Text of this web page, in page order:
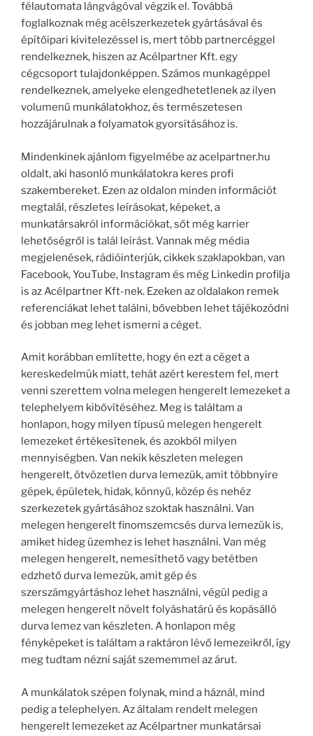
félautomata lángvágóval végzik el. Továbbá
foglalkoznak még acélszerkezetek gyártásával és
építőipari kivitelezéssel is, mert több partnercéggel
rendelkeznek, hiszen az Acélpartner Kft. egy
cégcsoport tulajdonképpen. Számos munkagéppel
rendelkeznek, amelyeke elengedhetetlenek az ilyen
volumenű munkálatokhoz, és természetesen
hozzájárulnak a folyamatok gyorsításához is.
Mindenkinek ajánlom figyelmébe az acelpartner.hu
oldalt, aki hasonló munkálatokra keres profi
szakembereket. Ezen az oldalon minden információt
megtalál, részletes leírásokat, képeket, a
munkatársakról információkat, sőt még karrier
lehetőségről is talál leírást. Vannak még média
megjelenések, rádióinterjúk, cikkek szaklapokban, van
Facebook, YouTube, Instagram és még Linkedin profilja
is az Acélpartner Kft-nek. Ezeken az oldalakon remek
referenciákat lehet találni, bővebben lehet tájékozódni
és jobban meg lehet ismerni a céget.
Amit korábban említette, hogy én ezt a céget a
kereskedelmük miatt, tehát azért kerestem fel, mert
venni szerettem volna melegen hengerelt lemezeket a
telephelyem kibővítéséhez. Meg is találtam a
honlapon, hogy milyen típusú melegen hengerelt
lemezeket értékesítenek, és azokból milyen
mennyiségben. Van nekik készleten melegen
hengerelt, ötvözetlen durva lemezük, amit többnyire
gépek, épületek, hidak, könnyű, közép és nehéz
szerkezetek gyártásához szoktak használni. Van
melegen hengerelt finomszemcsés durva lemezük is,
amiket hideg üzemhez is lehet használni. Van még
melegen hengerelt, nemesíthető vagy betétben
edzhető durva lemezük, amit gép és
szerszámgyártáshoz lehet használni, végül pedig a
melegen hengerelt növelt folyáshatárú és kopásálló
durva lemez van készleten. A honlapon még
fényképeket is találtam a raktáron lévő lemezeikről, így
meg tudtam nézni saját szememmel az árut.
A munkálatok szépen folynak, mind a háznál, mind
pedig a telephelyen. Az általam rendelt melegen
hengerelt lemezeket az Acélpartner munkatársai